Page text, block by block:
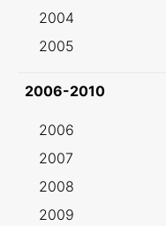
2004
2005
2006-2010
2006
2007
2008
2009